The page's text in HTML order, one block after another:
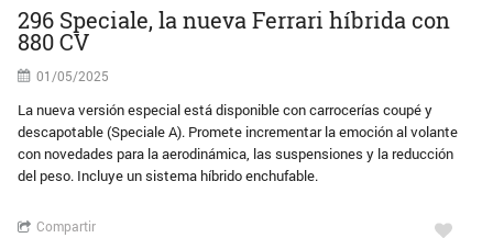
296 Speciale, la nueva Ferrari híbrida con
880 CV
01/05/2025
La nueva versión especial está disponible con carrocerías coupé y
descapotable (Speciale A). Promete incrementar la emoción al volante
con novedades para la aerodinámica, las suspensiones y la reducción
del peso. Incluye un sistema híbrido enchufable.
Compartir